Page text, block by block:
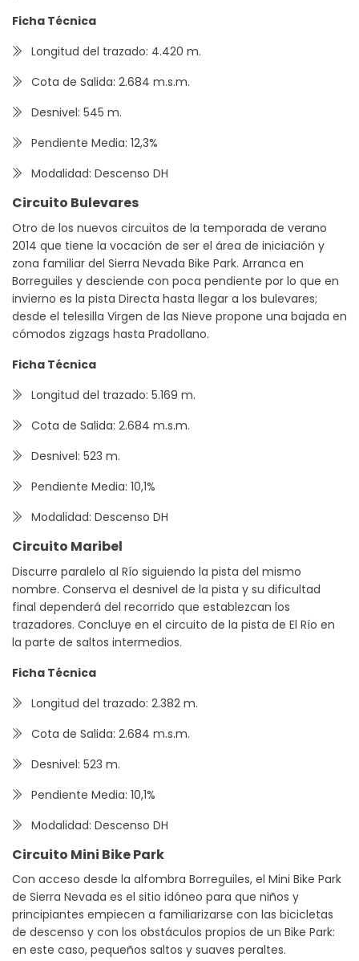
Ficha Técnica
Longitud del trazado: 4.420 m.
Cota de Salida: 2.684 m.s.m.
Desnivel: 545 m.
Pendiente Media: 12,3%
Modalidad: Descenso DH
Circuito Bulevares
Otro de los nuevos circuitos de la temporada de verano
2014 que tiene la vocación de ser el área de iniciación y
zona familiar del Sierra Nevada Bike Park. Arranca en
Borreguiles y desciende con poca pendiente por lo que en
invierno es la pista Directa hasta llegar a los bulevares;
desde el telesilla Virgen de las Nieve propone una bajada en
cómodos zigzags hasta Pradollano.
Ficha Técnica
Longitud del trazado: 5.169 m.
Cota de Salida: 2.684 m.s.m.
Desnivel: 523 m.
Pendiente Media: 10,1%
Modalidad: Descenso DH
Circuito Maribel
Discurre paralelo al Río siguiendo la pista del mismo
nombre. Conserva el desnivel de la pista y su dificultad
final dependerá del recorrido que establezcan los
trazadores. Concluye en el circuito de la pista de El Río en
la parte de saltos intermedios.
Ficha Técnica
Longitud del trazado: 2.382 m.
Cota de Salida: 2.684 m.s.m.
Desnivel: 523 m.
Pendiente Media: 10,1%
Modalidad: Descenso DH
Circuito Mini Bike Park
Con acceso desde la alfombra Borreguiles, el Mini Bike Park
de Sierra Nevada es el sitio idóneo para que niños y
principiantes empiecen a familiarizarse con las bicicletas
de descenso y con los obstáculos propios de un Bike Park:
en este caso, pequeños saltos y suaves peraltes.